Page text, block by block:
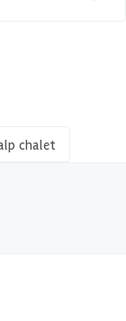
chalet